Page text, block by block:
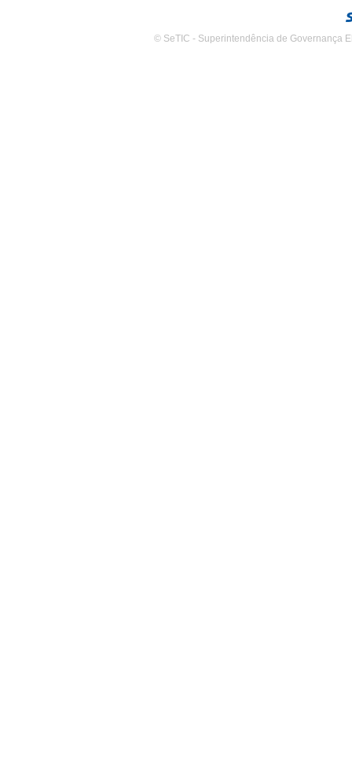
© SeTIC - Superintendência de Governança